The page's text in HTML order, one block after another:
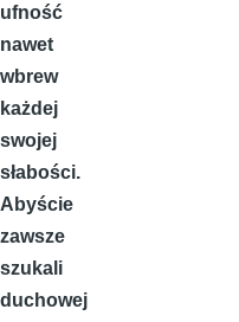
ufność
nawet
wbrew
każdej
swojej
słabości.
Abyście
zawsze
szukali
duchowej